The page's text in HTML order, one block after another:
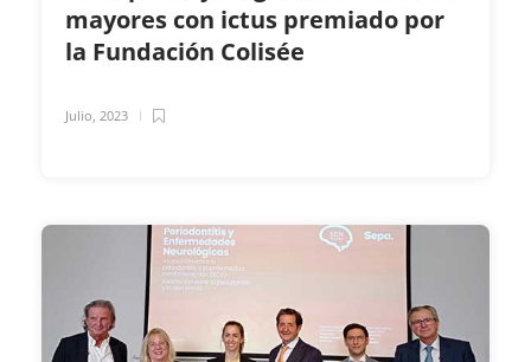
mayores con ictus premiado por
la Fundación Colisée
Julio, 2023